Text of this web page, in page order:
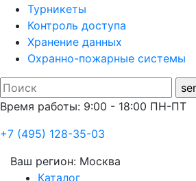
Турникеты
Контроль доступа
Хранение данных
Охранно-пожарные системы
Время работы: 9:00 - 18:00 ПН-ПТ
+7 (495) 128-35-03
Ваш регион: Москва
Каталог